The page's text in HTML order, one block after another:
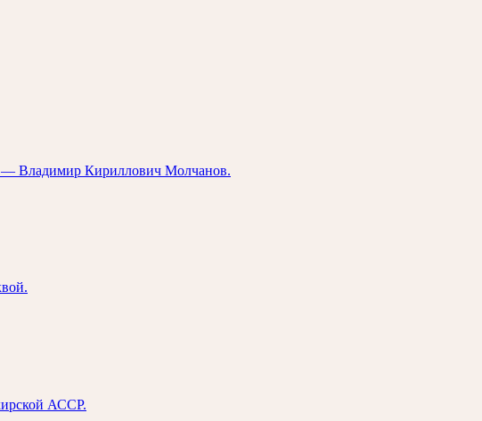
— Владимир Кириллович Молчанов.
АССР.